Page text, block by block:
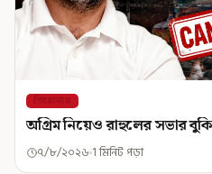
শিরোনাম
অগ্রিম নিয়েও রাহুলের সভার
৭/৮/২০২৬ 1 মিনিট পড়া